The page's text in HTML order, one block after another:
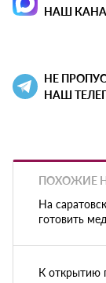
НАШ
НЕ
НАШ
ПОХОЖИЕ
На
готовить
К открытию